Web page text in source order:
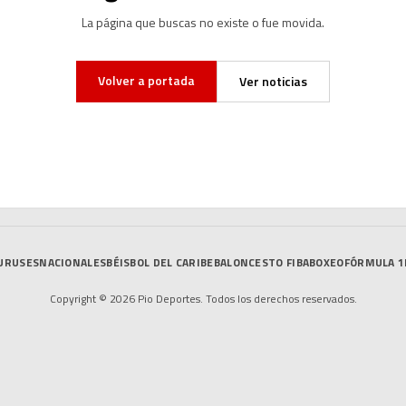
La página que buscas no existe o fue movida.
Volver a portada Ver noticias
NACIONALESBÉISBOL DEL CARIBEBALONCESTO FIBABOXEOFÓRMULA 1
Copyright © 2026 Pio Deportes. Todos los derechos reservados.